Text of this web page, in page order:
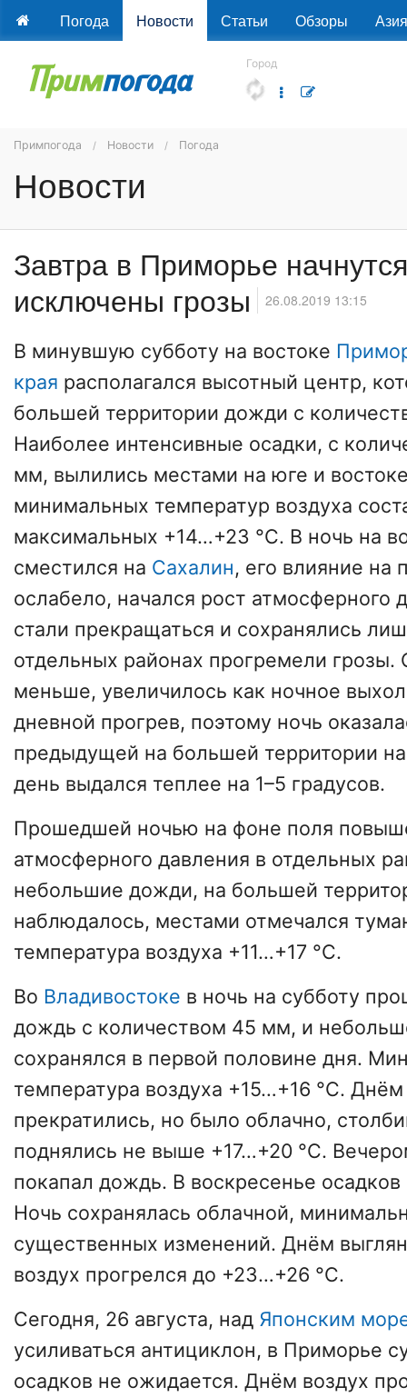
Погода Новости Статьи Обзоры Азия
Город
Примпогода Новости Погода
Новости
Завтра в Приморье
исключены грозы
26.08.2019 13:15
В минувшую субботу на востоке
края располагался высотный центр,
большей территории дожди с
Наиболее интенсивные осадки, с
мм, вылились местами на юге и
минимальных температур воздуха
максимальных +14…+23 °С. В ночь на
сместился на Сахалин, его влияние на
ослабело, начался рост атмосферного
стали прекращаться и сохранялись
отдельных районах прогремели грозы.
меньше, увеличилось как ночное
дневной прогрев, поэтому ночь
предыдущей на большей территории на
день выдался теплее на 1–5 градусов.
Прошедшей ночью на фоне поля
атмосферного давления в отдельных
небольшие дожди, на большей
наблюдалось, местами отмечался
температура воздуха +11…+17 °С.
Во Владивостоке в ночь на субботу
дождь с количеством 45 мм, и
сохранялся в первой половине дня.
температура воздуха +15…+16 °С.
прекратились, но было облачно,
поднялись не выше +17…+20 °С.
покапал дождь. В воскресенье
Ночь сохранялась облачной,
существенных изменений. Днём
воздух прогрелся до +23…+26 °С.
Сегодня, 26 августа, над Японским
усиливаться антициклон, в Приморье
осадков не ожидается. Днём воздух